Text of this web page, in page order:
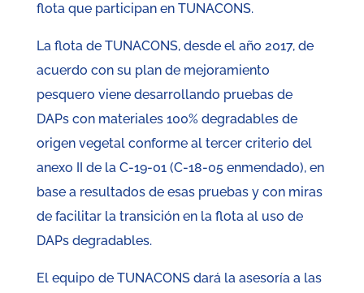
flota que participan en TUNACONS.
La flota de TUNACONS, desde el año 2017, de
acuerdo con su plan de mejoramiento
pesquero viene desarrollando pruebas de
DAPs con materiales 100% degradables de
origen vegetal conforme al tercer criterio del
anexo II de la C-19-01 (C-18-05 enmendado), en
base a resultados de esas pruebas y con miras
de facilitar la transición en la flota al uso de
DAPs degradables.
El equipo de TUNACONS dará la asesoría a las